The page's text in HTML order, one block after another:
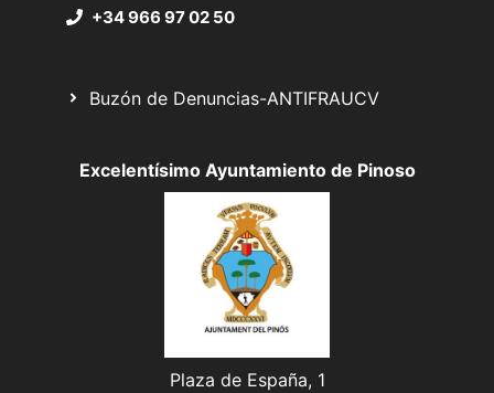
+34 966 97 02 50
Buzón de Denuncias-ANTIFRAUCV
Excelentísimo Ayuntamiento de Pinoso
Plaza de España, 1